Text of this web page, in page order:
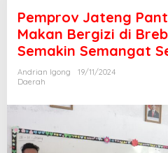
Pemprov Jateng
Makan Bergizi di
Semakin Semangat
Andrian Igong
19/11/2024
Daerah